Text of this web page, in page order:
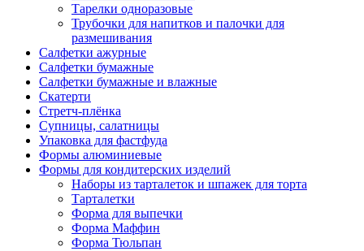
Тарелки одноразовые
Трубочки для напитков и палочки для
размешивания
Салфетки ажурные
Салфетки бумажные
Салфетки бумажные и влажные
Скатерти
Стретч-плёнка
Супницы, салатницы
Упаковка для фастфуда
Формы алюминиевые
Формы для кондитерских изделий
Наборы из тарталеток и шпажек для торта
Тарталетки
Форма для выпечки
Форма Маффин
Форма Тюльпан